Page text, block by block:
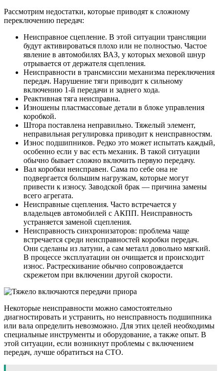
Рассмотрим недостатки, которые приводят к сложному
переключению передач:
Неисправное сцепление. В этой ситуации трансляции
будут активироваться плохо или не полностью. Частое
явление в автомобилях ВАЗ, у которых меховой шнур
отрывается от держателя сцепления.
Неисправности в трансмиссии механизма переключения
передач. Нарушение тяги приводит к сильному
включению 1-й передачи и заднего хода.
Реактивная тяга неисправна.
Изношены пластмассовые детали в блоке управления
коробкой.
Штора поставлена ​​неправильно. Тяжелый элемент,
неправильная регулировка приводит к неисправностям.
Износ подшипников. Редко это может испытать каждый,
особенно если у вас есть механик. В такой ситуации
обычно бывает сложно включить первую передачу.
Вал коробки неисправен. Сама по себе она не
подвергается большим нагрузкам, которые могут
привести к износу. Заводской брак — причина замены
всего агрегата.
Неисправные сцепления. Часто встречается у
владельцев автомобилей с АКПП. Неисправность
устраняется заменой сцепления.
Неисправность синхронизаторов: проблема чаще
встречается среди неисправностей коробки передач.
Они сделаны из латуни, а сам металл довольно мягкий.
В процессе эксплуатации он очищается и происходит
износ. Растрескивание обычно сопровождается
скрежетом при включении другой скорости.
Некоторые неисправности можно самостоятельно
диагностировать и устранить, но неисправность подшипника
или вала определить невозможно. Для этих целей необходимы
специальные инструменты и оборудование, а также опыт. В
этой ситуации, если возникнут проблемы с включением
передач, лучше обратиться на СТО.